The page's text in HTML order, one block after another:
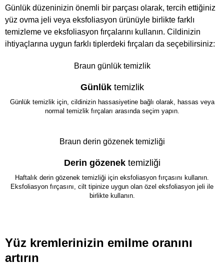
Günlük düzeninizin önemli bir parçası olarak, tercih ettiğiniz
yüz ovma jeli veya eksfoliasyon ürünüyle birlikte farklı
temizleme ve eksfoliasyon fırçalarını kullanın. Cildinizin
ihtiyaçlarına uygun farklı tiplerdeki fırçaları da seçebilirsiniz:
Braun günlük temizlik
Günlüktemizlik
Günlük temizlik için, cildinizin hassasiyetine bağlı olarak, hassas veya
normal temizlik fırçaları arasında seçim yapın.
Braun derin gözenek temizliği
Derin gözenektemizliği
Haftalık derin gözenek temizliği için eksfoliasyon fırçasını kullanın.
Eksfoliasyon fırçasını, cilt tipinize uygun olan özel eksfoliasyon jeli ile
birlikte kullanın.
Yüz kremlerinizin emilme oranını
artırın